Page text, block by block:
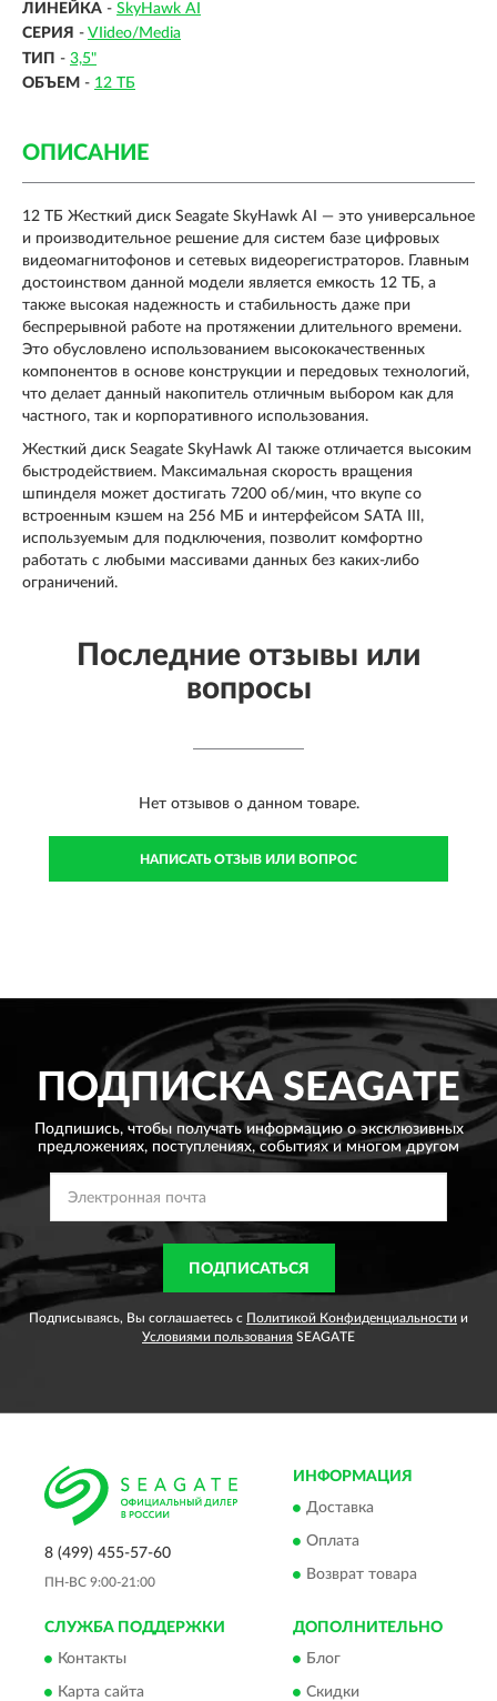
ЛИНЕЙКА - SkyHawk AI
СЕРИЯ - VIideo/Media
ТИП - 3,5"
ОБЪЕМ - 12 ТБ
ОПИСАНИЕ
12 ТБ Жесткий диск Seagate SkyHawk AI — это универсальное
и производительное решение для систем базе цифровых
видеомагнитофонов и сетевых видеорегистраторов. Главным
достоинством данной модели является емкость 12 ТБ, а
также высокая надежность и стабильность даже при
беспрерывной работе на протяжении длительного времени.
Это обусловлено использованием высококачественных
компонентов в основе конструкции и передовых технологий,
что делает данный накопитель отличным выбором как для
частного, так и корпоративного использования.
Жесткий диск Seagate SkyHawk AI также отличается высоким
быстродействием. Максимальная скорость вращения
шпинделя может достигать 7200 об/мин, что вкупе со
встроенным кэшем на 256 МБ и интерфейсом SATA III,
используемым для подключения, позволит комфортно
работать с любыми массивами данных без каких-либо
ограничений.
Последние отзывы или
вопросы
Нет отзывов о данном товаре.
НАПИСАТЬ ОТЗЫВ ИЛИ ВОПРОС
ПОДПИСКАSEAGATE
Подпишись, чтобы получать информацию о эксклюзивных
предложениях, поступлениях, событиях и многом другом
ПОДПИСАТЬСЯ
Подписываясь, Вы соглашаетесь с Политикой Конфиденциальности и
Условиями пользования SEAGATE
8 (499) 455-57-60
ПН-ВС 9:00-21:00
ИНФОРМАЦИЯ
Доставка
Оплата
Возврат товара
СЛУЖБА ПОДДЕРЖКИ
Контакты
Карта сайта
ДОПОЛНИТЕЛЬНО
Блог
Скидки